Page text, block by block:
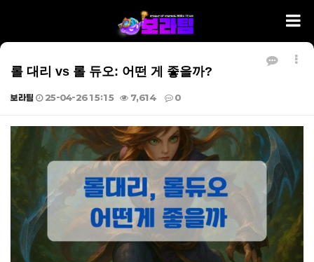
롤 대리 vs 롤 듀오: 어떤 게 좋을까?
보라팀 25-04-26 15:15 7,614 0
본문